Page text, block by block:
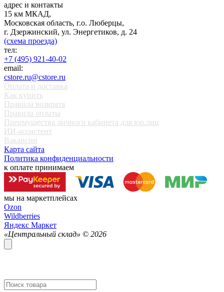
адрес и контакты
15 км МКАД,
Московская область, г.о. Люберцы,
г. Дзержинский, ул. Энергетиков, д. 24
(схема проезда)
тел:
+7 (495) 921-40-02
email:
cstore.ru@cstore.ru
Оплата и доставка
Как купить
Правила возврата
Правила оплаты
Преимущества личного кабинета для юр.лиц
ИИ-ассистент
Вакансии
Карта сайта
Политика конфиденциальности
к оплате принимаем
мы на маркетплейсах
Ozon
Wildberries
Яндекс Маркет
«Центральный склад» © 2026